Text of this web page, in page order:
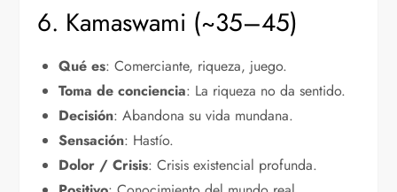
6. Kamaswami (~35–45)
Qué es: Comerciante, riqueza, juego.
Toma de conciencia: La riqueza no da sentido.
Decisión: Abandona su vida mundana.
Sensación: Hastío.
Dolor / Crisis: Crisis existencial profunda.